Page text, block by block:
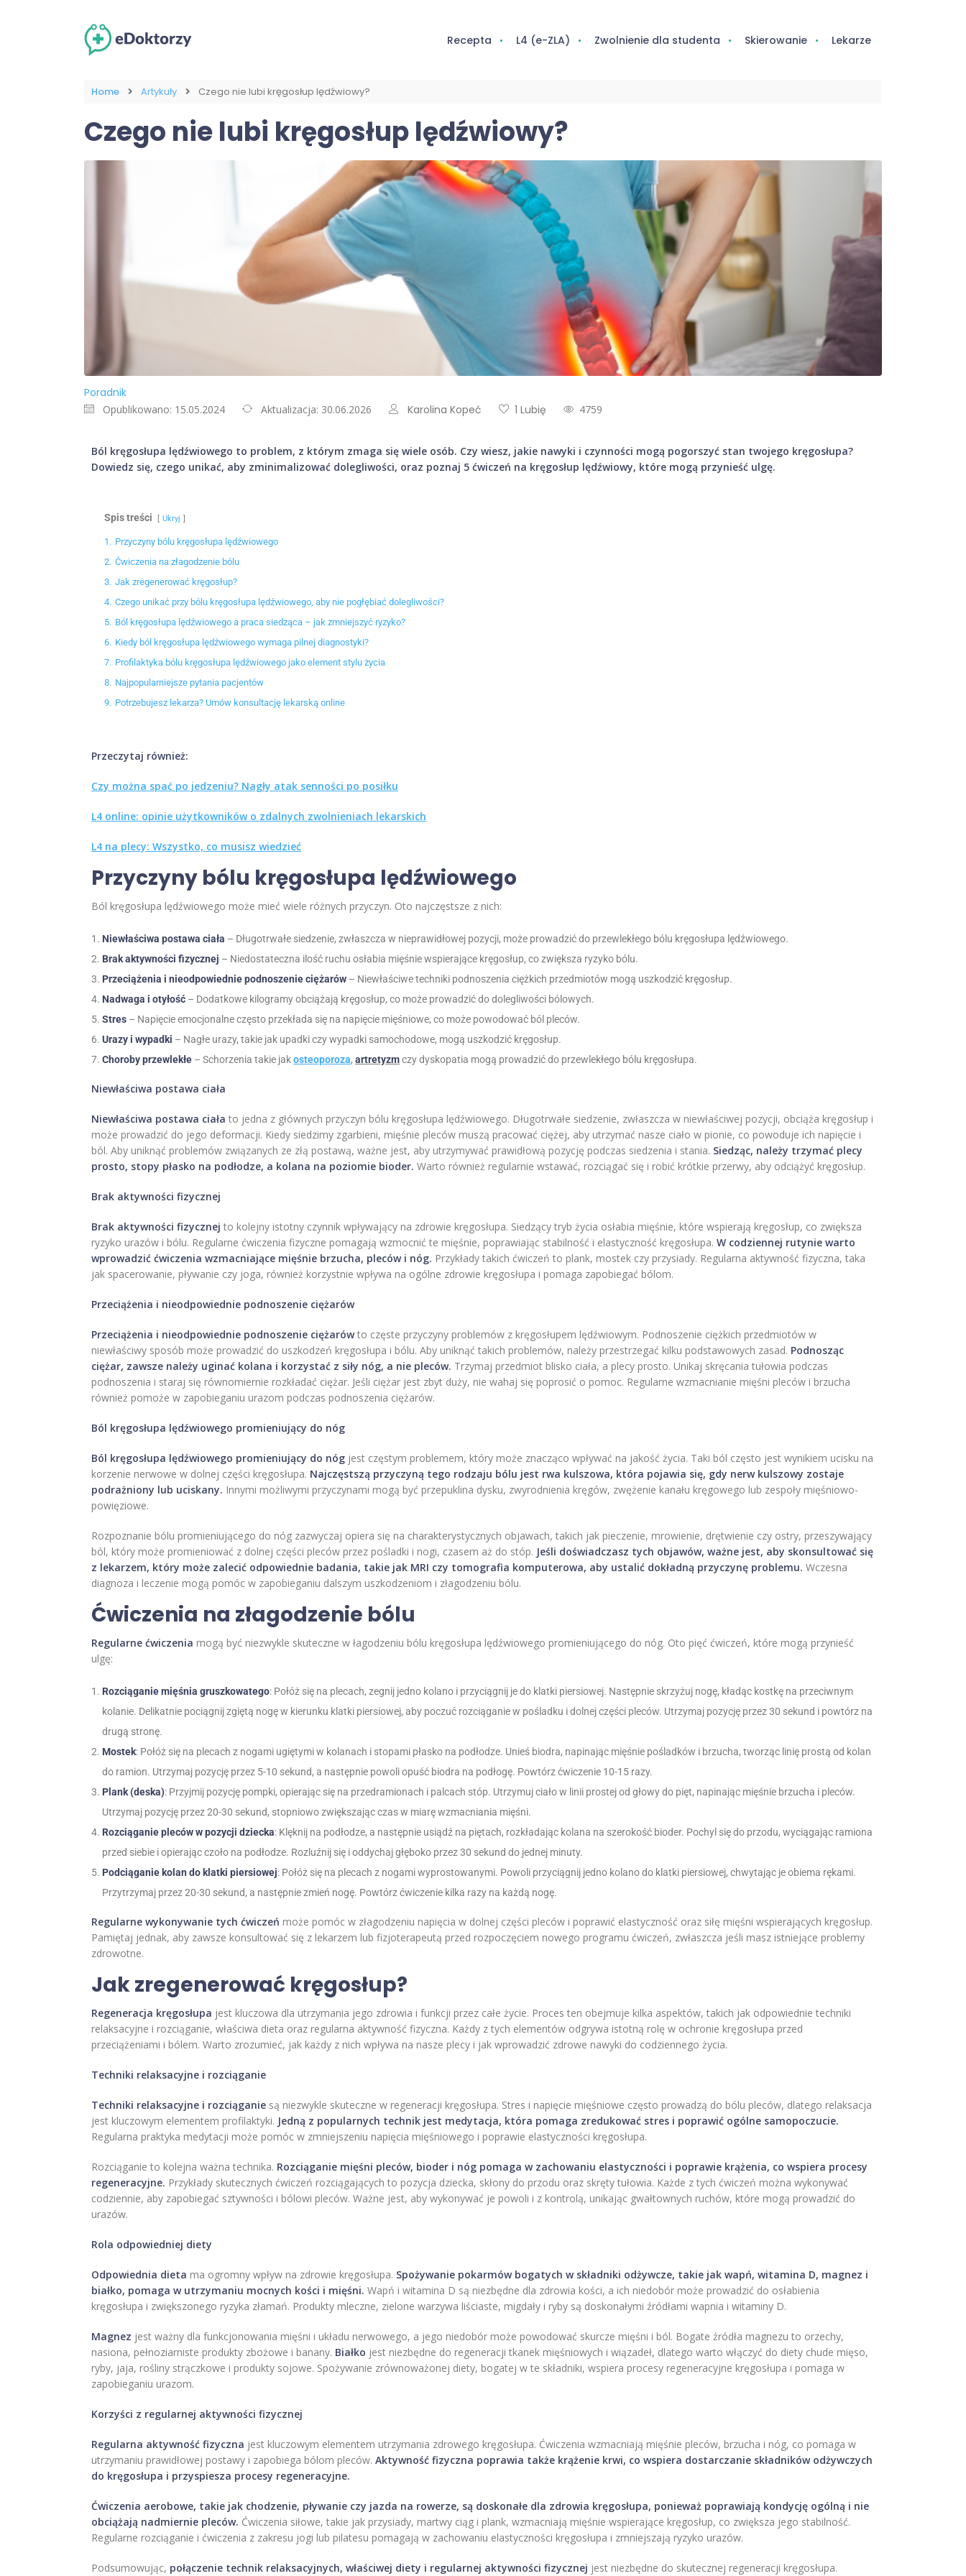
Recepta L4 (e-ZLA) Zwolnienie dla studenta Skierowanie Lekarze
Home Artykuły Czego nie lubi kręgosłup lędźwiowy?
Czego nie lubi kręgosłup lędźwiowy?
Poradnik
Opublikowano: 15.05.2024 Aktualizacja: 30.06.2026 Karolina Kopeć 1 Lubię 4759
Ból kręgosłupa lędźwiowego to problem, z którym zmaga się wiele osób. Czy wiesz, jakie nawyki i czynności mogą pogorszyć stan twojego kręgosłupa?
Dowiedz się, czego unikać, aby zminimalizować dolegliwości, oraz poznaj 5 ćwiczeń na kręgosłup lędźwiowy, które mogą przynieść ulgę.
Spis treści Ukryj
1. Przyczyny bólu kręgosłupa lędźwiowego
2. Ćwiczenia na złagodzenie bólu
3. Jak zregenerować kręgosłup?
4. Czego unikać przy bólu kręgosłupa lędźwiowego, aby nie pogłębiać dolegliwości?
5. Ból kręgosłupa lędźwiowego a praca siedząca – jak zmniejszyć ryzyko?
6. Kiedy ból kręgosłupa lędźwiowego wymaga pilnej diagnostyki?
7. Profilaktyka bólu kręgosłupa lędźwiowego jako element stylu życia
8. Najpopularniejsze pytania pacjentów
9. Potrzebujesz lekarza? Umów konsultację lekarską online
Przeczytaj również:
Czy można spać po jedzeniu? Nagły atak senności po posiłku
L4 online: opinie użytkowników o zdalnych zwolnieniach lekarskich
L4 na plecy: Wszystko, co musisz wiedzieć
Przyczyny bólu kręgosłupa lędźwiowego
Ból kręgosłupa lędźwiowego może mieć wiele różnych przyczyn. Oto najczęstsze z nich:
Niewłaściwa postawa ciała – Długotrwałe siedzenie, zwłaszcza w nieprawidłowej pozycji, może prowadzić do przewlekłego bólu kręgosłupa lędźwiowego.
Brak aktywności fizycznej – Niedostateczna ilość ruchu osłabia mięśnie wspierające kręgosłup, co zwiększa ryzyko bólu.
Przeciążenia i nieodpowiednie podnoszenie ciężarów – Niewłaściwe techniki podnoszenia ciężkich przedmiotów mogą uszkodzić kręgosłup.
Nadwaga i otyłość – Dodatkowe kilogramy obciążają kręgosłup, co może prowadzić do dolegliwości bólowych.
Stres – Napięcie emocjonalne często przekłada się na napięcie mięśniowe, co może powodować ból pleców.
Urazy i wypadki – Nagłe urazy, takie jak upadki czy wypadki samochodowe, mogą uszkodzić kręgosłup.
Choroby przewlekłe – Schorzenia takie jakosteoporoza, artretyzmczy dyskopatia mogą prowadzić do przewlekłego bólu kręgosłupa.
Niewłaściwa postawa ciała
Niewłaściwa postawa ciała to jedna z głównych przyczyn bólu kręgosłupa lędźwiowego. Długotrwałe siedzenie, zwłaszcza w niewłaściwej pozycji, obciąża kręgosłup i
może prowadzić do jego deformacji. Kiedy siedzimy zgarbieni, mięśnie pleców muszą pracować ciężej, aby utrzymać nasze ciało w pionie, co powoduje ich napięcie i
ból. Aby uniknąć problemów związanych ze złą postawą, ważne jest, aby utrzymywać prawidłową pozycję podczas siedzenia i stania. Siedząc, należy trzymać plecy
prosto, stopy płasko na podłodze, a kolana na poziomie bioder. Warto również regularnie wstawać, rozciągać się i robić krótkie przerwy, aby odciążyć kręgosłup.
Brak aktywności fizycznej
Brak aktywności fizycznej to kolejny istotny czynnik wpływający na zdrowie kręgosłupa. Siedzący tryb życia osłabia mięśnie, które wspierają kręgosłup, co zwiększa
ryzyko urazów i bólu. Regularne ćwiczenia fizyczne pomagają wzmocnić te mięśnie, poprawiając stabilność i elastyczność kręgosłupa. W codziennej rutynie warto
wprowadzić ćwiczenia wzmacniające mięśnie brzucha, pleców i nóg. Przykłady takich ćwiczeń to plank, mostek czy przysiady. Regularna aktywność fizyczna, taka
jak spacerowanie, pływanie czy joga, również korzystnie wpływa na ogólne zdrowie kręgosłupa i pomaga zapobiegać bólom.
Przeciążenia i nieodpowiednie podnoszenie ciężarów
Przeciążenia i nieodpowiednie podnoszenie ciężarówto częste przyczyny problemów z kręgosłupem lędźwiowym. Podnoszenie ciężkich przedmiotów w
niewłaściwy sposób może prowadzić do uszkodzeń kręgosłupa i bólu. Aby uniknąć takich problemów, należy przestrzegać kilku podstawowych zasad. Podnosząc
ciężar, zawsze należy uginać kolana i korzystać z siły nóg, a nie pleców. Trzymaj przedmiot blisko ciała, a plecy prosto. Unikaj skręcania tułowia podczas
podnoszenia i staraj się równomiernie rozkładać ciężar. Jeśli ciężar jest zbyt duży, nie wahaj się poprosić o pomoc. Regularne wzmacnianie mięśni pleców i brzucha
również pomoże w zapobieganiu urazom podczas podnoszenia ciężarów.
Ból kręgosłupa lędźwiowego promieniujący do nóg
Ból kręgosłupa lędźwiowego promieniujący do nóg jest częstym problemem, który może znacząco wpływać na jakość życia. Taki ból często jest wynikiem ucisku na
korzenie nerwowe w dolnej części kręgosłupa. Najczęstszą przyczyną tego rodzaju bólu jest rwa kulszowa, która pojawia się, gdy nerw kulszowy zostaje
podrażniony lub uciskany. Innymi możliwymi przyczynami mogą być przepuklina dysku, zwyrodnienia kręgów, zwężenie kanału kręgowego lub zespoły mięśniowo-
powięziowe.
Rozpoznanie bólu promieniującego do nóg zazwyczaj opiera się na charakterystycznych objawach, takich jak pieczenie, mrowienie, drętwienie czy ostry, przeszywający
ból, który może promieniować z dolnej części pleców przez pośladki i nogi, czasem aż do stóp. Jeśli doświadczasz tych objawów, ważne jest, aby skonsultować się
z lekarzem, który może zalecić odpowiednie badania, takie jak MRI czy tomografia komputerowa, aby ustalić dokładną przyczynę problemu. Wczesna
diagnoza i leczenie mogą pomóc w zapobieganiu dalszym uszkodzeniom i złagodzeniu bólu.
Ćwiczenia na złagodzenie bólu
Regularne ćwiczenia mogą być niezwykle skuteczne w łagodzeniu bólu kręgosłupa lędźwiowego promieniującego do nóg. Oto pięć ćwiczeń, które mogą przynieść
ulgę:
Rozciąganie mięśnia gruszkowatego: Połóż się na plecach, zegnij jedno kolano i przyciągnij je do klatki piersiowej. Następnie skrzyżuj nogę, kładąc kostkę na przeciwnym
kolanie. Delikatnie pociągnij zgiętą nogę w kierunku klatki piersiowej, aby poczuć rozciąganie w pośladku i dolnej części pleców. Utrzymaj pozycję przez 30 sekund i powtórz na
drugą stronę.
Mostek: Połóż się na plecach z nogami ugiętymi w kolanach i stopami płasko na podłodze. Unieś biodra, napinając mięśnie pośladków i brzucha, tworząc linię prostą od kolan
do ramion. Utrzymaj pozycję przez 5-10 sekund, a następnie powoli opuść biodra na podłogę. Powtórz ćwiczenie 10-15 razy.
Plank (deska): Przyjmij pozycję pompki, opierając się na przedramionach i palcach stóp. Utrzymuj ciało w linii prostej od głowy do pięt, napinając mięśnie brzucha i pleców.
Utrzymaj pozycję przez 20-30 sekund, stopniowo zwiększając czas w miarę wzmacniania mięśni.
Rozciąganie pleców w pozycji dziecka: Klęknij na podłodze, a następnie usiądź na piętach, rozkładając kolana na szerokość bioder. Pochyl się do przodu, wyciągając ramiona
przed siebie i opierając czoło na podłodze. Rozluźnij się i oddychaj głęboko przez 30 sekund do jednej minuty.
Podciąganie kolan do klatki piersiowej: Połóż się na plecach z nogami wyprostowanymi. Powoli przyciągnij jedno kolano do klatki piersiowej, chwytając je obiema rękami.
Przytrzymaj przez 20-30 sekund, a następnie zmień nogę. Powtórz ćwiczenie kilka razy na każdą nogę.
Regularne wykonywanie tych ćwiczeń może pomóc w złagodzeniu napięcia w dolnej części pleców i poprawić elastyczność oraz siłę mięśni wspierających kręgosłup.
Pamiętaj jednak, aby zawsze konsultować się z lekarzem lub fizjoterapeutą przed rozpoczęciem nowego programu ćwiczeń, zwłaszcza jeśli masz istniejące problemy
zdrowotne.
Jak zregenerować kręgosłup?
Regeneracja kręgosłupa jest kluczowa dla utrzymania jego zdrowia i funkcji przez całe życie. Proces ten obejmuje kilka aspektów, takich jak odpowiednie techniki
relaksacyjne i rozciąganie, właściwa dieta oraz regularna aktywność fizyczna. Każdy z tych elementów odgrywa istotną rolę w ochronie kręgosłupa przed
przeciążeniami i bólem. Warto zrozumieć, jak każdy z nich wpływa na nasze plecy i jak wprowadzić zdrowe nawyki do codziennego życia.
Techniki relaksacyjne i rozciąganie
Techniki relaksacyjne i rozciąganie są niezwykle skuteczne w regeneracji kręgosłupa. Stres i napięcie mięśniowe często prowadzą do bólu pleców, dlatego relaksacja
jest kluczowym elementem profilaktyki. Jedną z popularnych technik jest medytacja, która pomaga zredukować stres i poprawić ogólne samopoczucie.
Regularna praktyka medytacji może pomóc w zmniejszeniu napięcia mięśniowego i poprawie elastyczności kręgosłupa.
Rozciąganie to kolejna ważna technika. Rozciąganie mięśni pleców, bioder i nóg pomaga w zachowaniu elastyczności i poprawie krążenia, co wspiera procesy
regeneracyjne. Przykłady skutecznych ćwiczeń rozciągających to pozycja dziecka, skłony do przodu oraz skręty tułowia. Każde z tych ćwiczeń można wykonywać
codziennie, aby zapobiegać sztywności i bólowi pleców. Ważne jest, aby wykonywać je powoli i z kontrolą, unikając gwałtownych ruchów, które mogą prowadzić do
urazów.
Rola odpowiedniej diety
Odpowiednia dieta ma ogromny wpływ na zdrowie kręgosłupa. Spożywanie pokarmów bogatych w składniki odżywcze, takie jak wapń, witamina D, magnez i
białko, pomaga w utrzymaniu mocnych kości i mięśni. Wapń i witamina D są niezbędne dla zdrowia kości, a ich niedobór może prowadzić do osłabienia
kręgosłupa i zwiększonego ryzyka złamań. Produkty mleczne, zielone warzywa liściaste, migdały i ryby są doskonałymi źródłami wapnia i witaminy D.
Magnez jest ważny dla funkcjonowania mięśni i układu nerwowego, a jego niedobór może powodować skurcze mięśni i ból. Bogate źródła magnezu to orzechy,
nasiona, pełnoziarniste produkty zbożowe i banany. Białko jest niezbędne do regeneracji tkanek mięśniowych i wiązadeł, dlatego warto włączyć do diety chude mięso,
ryby, jaja, rośliny strączkowe i produkty sojowe. Spożywanie zrównoważonej diety, bogatej w te składniki, wspiera procesy regeneracyjne kręgosłupa i pomaga w
zapobieganiu urazom.
Korzyści z regularnej aktywności fizycznej
Regularna aktywność fizyczna jest kluczowym elementem utrzymania zdrowego kręgosłupa. Ćwiczenia wzmacniają mięśnie pleców, brzucha i nóg, co pomaga w
utrzymaniu prawidłowej postawy i zapobiega bólom pleców. Aktywność fizyczna poprawia także krążenie krwi, co wspiera dostarczanie składników odżywczych
do kręgosłupa i przyspiesza procesy regeneracyjne.
Ćwiczenia aerobowe, takie jak chodzenie, pływanie czy jazda na rowerze, są doskonałe dla zdrowia kręgosłupa, ponieważ poprawiają kondycję ogólną i nie
obciążają nadmiernie pleców. Ćwiczenia siłowe, takie jak przysiady, martwy ciąg i plank, wzmacniają mięśnie wspierające kręgosłup, co zwiększa jego stabilność.
Regularne rozciąganie i ćwiczenia z zakresu jogi lub pilatesu pomagają w zachowaniu elastyczności kręgosłupa i zmniejszają ryzyko urazów.
Podsumowując, połączenie technik relaksacyjnych, właściwej diety i regularnej aktywności fizycznej jest niezbędne do skutecznej regeneracji kręgosłupa.